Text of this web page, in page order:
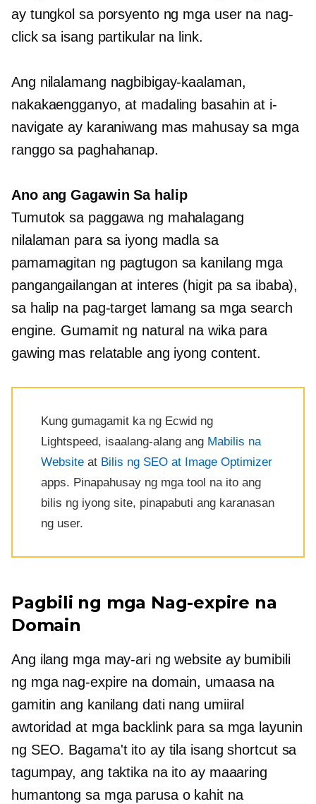
ay tungkol sa porsyento ng mga user na nag-
click sa isang partikular na link.
Ang nilalamang nagbibigay-kaalaman,
nakakaengganyo, at madaling basahin at i-
navigate ay karaniwang mas mahusay sa mga
ranggo sa paghahanap.
Ano ang Gagawin Sa halip
Tumutok sa paggawa ng mahalagang
nilalaman para sa iyong madla sa
pamamagitan ng pagtugon sa kanilang mga
pangangailangan at interes (higit pa sa ibaba),
sa halip na pag-target lamang sa mga search
engine. Gumamit ng natural na wika para
gawing mas relatable ang iyong content.
Kung gumagamit ka ng Ecwid ng
Lightspeed, isaalang-alang ang Mabilis na
Website at Bilis ng SEO at Image Optimizer
apps. Pinapahusay ng mga tool na ito ang
bilis ng iyong site, pinapabuti ang karanasan
ng user.
Pagbili ng mga Nag-expire na
Domain
Ang ilang mga may-ari ng website ay bumibili
ng mga nag-expire na domain, umaasa na
gamitin ang kanilang dati nang umiiral
awtoridad at mga backlink para sa mga layunin
ng SEO. Bagama't ito ay tila isang shortcut sa
tagumpay, ang taktika na ito ay maaaring
humantong sa mga parusa o kahit na